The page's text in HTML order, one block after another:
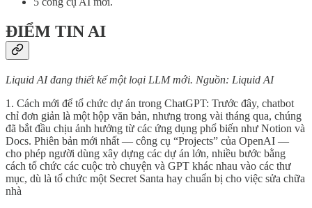
ĐIỂM TIN AI
Liquid AI đang thiết kế một loại LLM mới. Nguồn: Liquid AI
1. Cách mới để tổ chức dự án trong ChatGPT: Trước đây, chatbot
chỉ đơn giản là một hộp văn bản, nhưng trong vài tháng qua, chúng
đã bắt đầu chịu ảnh hưởng từ các ứng dụng phổ biến như Notion và
Docs. Phiên bản mới nhất — công cụ “Projects” của OpenAI —
cho phép người dùng xây dựng các dự án lớn, nhiều bước bằng
cách tổ chức các cuộc trò chuyện và GPT khác nhau vào các thư
mục, dù là tổ chức một Secret Santa hay chuẩn bị cho việc sửa chữa
nhà